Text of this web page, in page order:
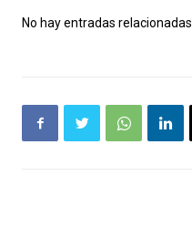
No hay entradas relacionadas